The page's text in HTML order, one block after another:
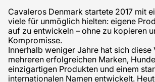
Cavaleros Denmark startete 2017 mit
viele für unmöglich hielten: eigene
auf zu entwickeln – ohne zu kopieren
Kompromisse.
Innerhalb weniger Jahre hat sich diese
mehreren erfolgreichen Marken,
einzigartigen Produkten und einem
internationalen Namen entwickelt.